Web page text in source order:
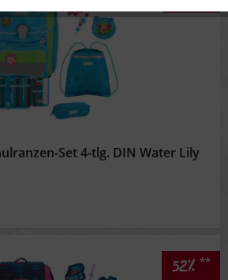
Set 4-tlg. DIN Water Lily
52% **